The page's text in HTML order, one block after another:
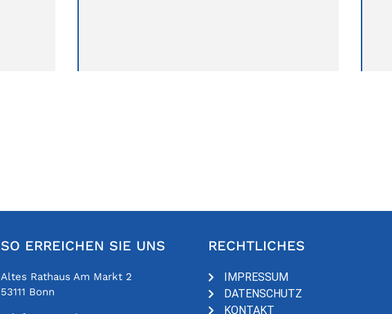
SO ERREICHEN SIE UNS
Altes Rathaus Am Markt 2
53111 Bonn
RECHTLICHES
IMPRESSUM
DATENSCHUTZ
KONTAKT